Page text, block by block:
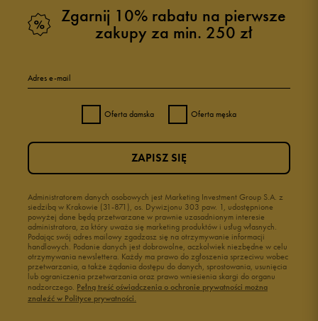
Zgarnij 10% rabatu na pierwsze
zakupy za min. 250 zł
Adres e-mail
Oferta damska Oferta męska
Administratorem danych osobowych jest Marketing Investment Group S.A. z
siedzibą w Krakowie (31-871), os. Dywizjonu 303 paw. 1, udostępnione
powyżej dane będą przetwarzane w prawnie uzasadnionym interesie
administratora, za który uważa się marketing produktów i usług własnych.
Podając swój adres mailowy zgadzasz się na otrzymywanie informacji
handlowych. Podanie danych jest dobrowolne, aczkolwiek niezbędne w celu
otrzymywania newslettera. Każdy ma prawo do zgłoszenia sprzeciwu wobec
przetwarzania, a także żądania dostępu do danych, sprostowania, usunięcia
lub ograniczenia przetwarzania oraz prawo wniesienia skargi do organu
nadzorczego. Pełną treść oświadczenia o ochronie prywatności można
znaleźć w Polityce prywatności.
ZAPISZ SIĘ